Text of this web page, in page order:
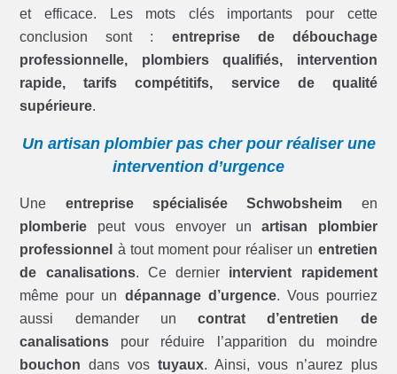
et efficace. Les mots clés importants pour cette
conclusion sont : entreprise de débouchage
professionnelle, plombiers qualifiés, intervention
rapide, tarifs compétitifs, service de qualité
supérieure.
Un artisan plombier pas cher pour réaliser une
intervention d’urgence
Une entreprise spécialisée Schwobsheim en
plomberie peut vous envoyer unartisan plombier
professionnel à tout moment pour réaliser un entretien
de canalisations. Ce dernier intervient rapidement
même pour un dépannage d’urgence. Vous pourriez
aussi demander uncontrat d’entretien de
canalisations pour réduire l’apparition du moindre
bouchon dans vostuyaux. Ainsi, vous n’aurez plus